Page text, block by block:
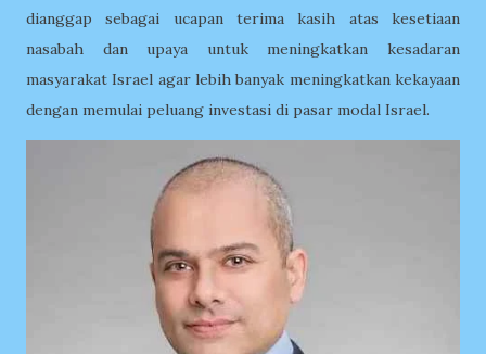
dianggap sebagai ucapan terima kasih atas kesetiaan
nasabah dan upaya untuk meningkatkan kesadaran
masyarakat Israel agar lebih banyak meningkatkan kekayaan
dengan memulai peluang investasi di pasar modal Israel.